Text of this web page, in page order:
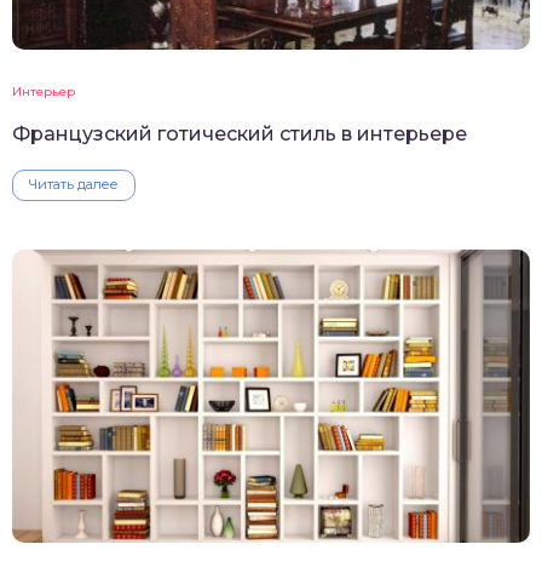
Интерьер
Французский готический стиль в интерьере
Читать далее